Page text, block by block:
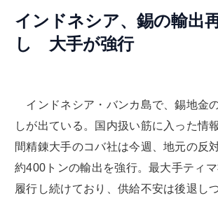
インドネシア、錫の輸出
し 大手が強行
インドネシア・バンカ島で、錫地金
しが出ている。国内扱い筋に入った情
間精錬大手のコバ社は今週、地元の反
約400トンの輸出を強行。最大手ティ
履行し続けており、供給不安は後退し